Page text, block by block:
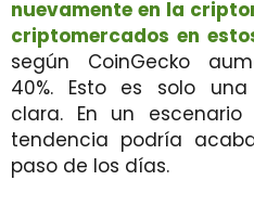
nuevamente en la
criptomercados en
según CoinGecko
40%. Esto es solo
clara. En un
tendencia podría
paso de los días.